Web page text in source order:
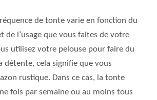
de tonte varie en fonction du
de l’usage que vous faites de votre
utilisez votre pelouse pour faire du
détente, cela signifie que vous
rustique. Dans ce cas, la tonte
fois par semaine ou au moins tous